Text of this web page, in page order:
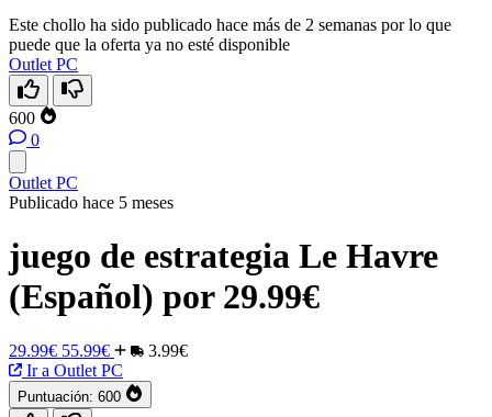
Este chollo ha sido publicado hace más de 2 semanas por lo que
puede que la oferta ya no esté disponible
Outlet PC
600
0
Outlet PC
Publicado hace 5 meses
juego de estrategia Le Havre
(Español) por 29.99€
29.99€ 55.99€
3.99€
Ir a Outlet PC
Puntuación: 600